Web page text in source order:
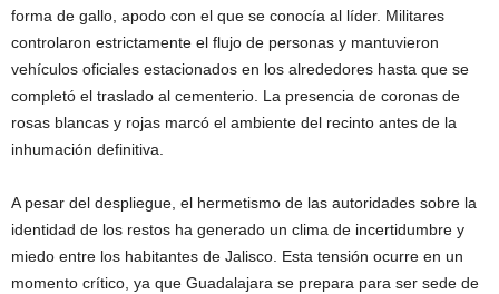
forma de gallo, apodo con el que se conocía al líder. Militares
controlaron estrictamente el flujo de personas y mantuvieron
vehículos oficiales estacionados en los alrededores hasta que se
completó el traslado al cementerio. La presencia de coronas de
rosas blancas y rojas marcó el ambiente del recinto antes de la
inhumación definitiva.
A pesar del despliegue, el hermetismo de las autoridades sobre la
identidad de los restos ha generado un clima de incertidumbre y
miedo entre los habitantes de Jalisco. Esta tensión ocurre en un
momento crítico, ya que Guadalajara se prepara para ser sede de